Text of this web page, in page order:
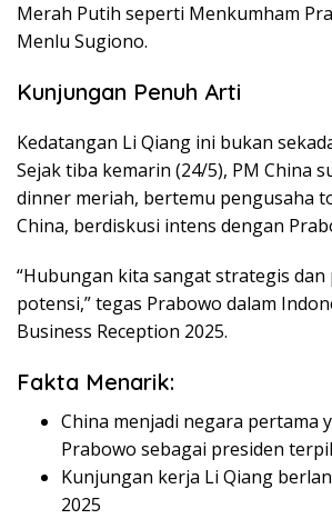
Merah Putih seperti Menkumham
Menlu Sugiono.
Kunjungan Penuh Arti
Kedatangan Li Qiang ini bukan
Sejak tiba kemarin (24/5), PM China
dinner meriah, bertemu pengusaha
China, berdiskusi intens dengan
“Hubungan kita sangat strategis dan
potensi,” tegas Prabowo dalam
Business Reception 2025.
Fakta Menarik:
China menjadi negara pertama
Prabowo sebagai presiden
Kunjungan kerja Li Qiang
2025